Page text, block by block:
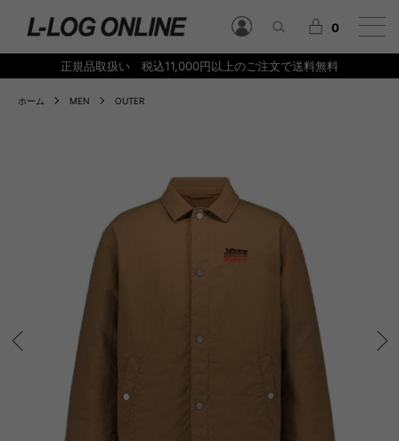
正規品取扱い 税込11,000円以上のご注文で送料無料
0
ホーム MEN OUTER